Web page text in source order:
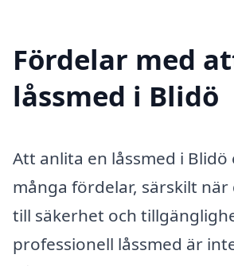
Fördelar med
låssmed i Blidö
Att anlita en låssmed i
många fördelar, särskilt
till säkerhet och
professionell låssmed är